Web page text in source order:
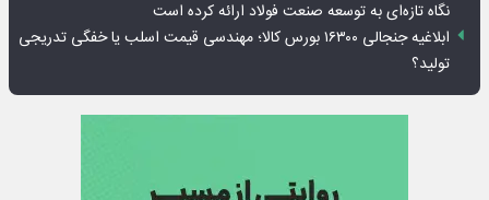
نگاه تازه‌ای به توسعه صنعت فولاد ارائه کرده است
ابلاغیه جنجالی ۱۶۳۰۰ بورس کالا؛ مهندسی قیمت اسلب یا خفگی تدریجی
تولید؟